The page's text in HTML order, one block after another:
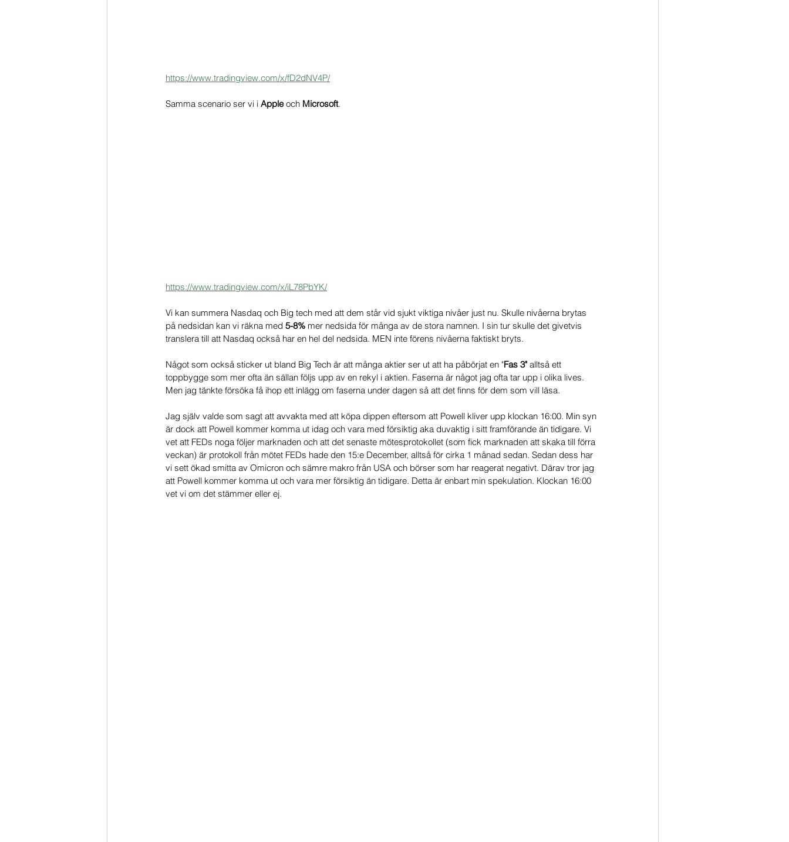
https://www.tradingview.com/x/fD2dNV4P/
Samma scenario ser vi i Apple och Microsoft.
https://www.tradingview.com/x/iL78PbYK/
Vi kan summera Nasdaq och Big tech med att dem står vid sjukt viktiga nivåer just nu. Skulle nivåerna brytas
på nedsidan kan vi räkna med 5-8% mer nedsida för många av de stora namnen. I sin tur skulle det givetvis
translera till att Nasdaq också har en hel del nedsida. MEN inte förens nivåerna faktiskt bryts.
Något som också sticker ut bland Big Tech är att många aktier ser ut att ha påbörjat en "Fas 3" alltså ett
toppbygge som mer ofta än sällan följs upp av en rekyl i aktien. Faserna är något jag ofta tar upp i olika lives.
Men jag tänkte försöka få ihop ett inlägg om faserna under dagen så att det finns för dem som vill läsa.
Jag själv valde som sagt att avvakta med att köpa dippen eftersom att Powell kliver upp klockan 16:00. Min syn
är dock att Powell kommer komma ut idag och vara med försiktig aka duvaktig i sitt framförande än tidigare. Vi
vet att FEDs noga följer marknaden och att det senaste mötesprotokollet (som fick marknaden att skaka till förra
veckan) är protokoll från mötet FEDs hade den 15:e December, alltså för cirka 1 månad sedan. Sedan dess har
vi sett ökad smitta av Omicron och sämre makro från USA och börser som har reagerat negativt. Därav tror jag
att Powell kommer komma ut och vara mer försiktig än tidigare. Detta är enbart min spekulation. Klockan 16:00
vet vi om det stämmer eller ej.